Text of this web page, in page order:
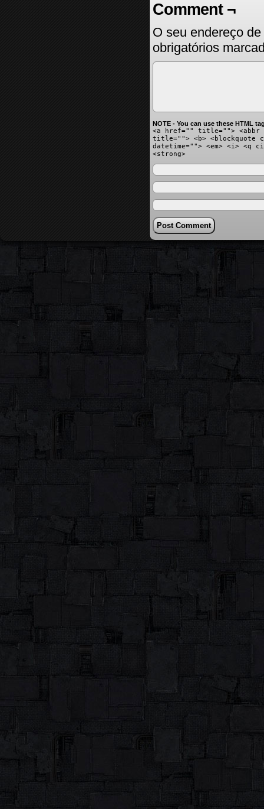
Comment ¬
O seu endereço
obrigatórios
NOTE - You can use these HTML
<a href="" title=""> <abbr
title=""> <b> <blockquote
datetime=""> <em> <i> <q
<strong>